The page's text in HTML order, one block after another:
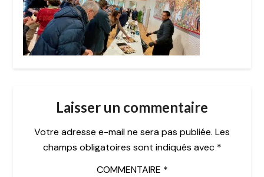
Laisser un commentaire
Votre adresse e-mail ne sera pas publiée. Les
champs obligatoires sont indiqués avec *
COMMENTAIRE *